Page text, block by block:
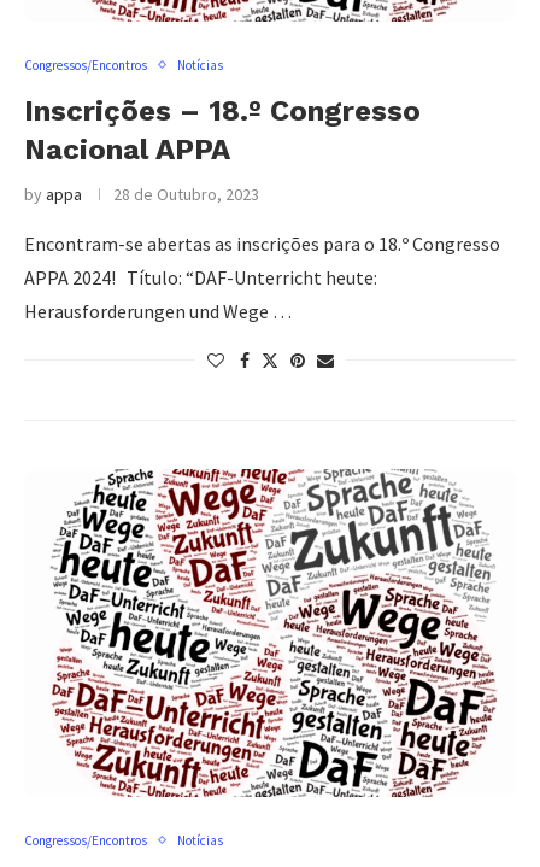
Congressos/Encontros Notícias
Inscrições – 18.º Congresso
Nacional APPA
byappa 28 de Outubro, 2023
Encontram-se abertas as inscrições para o 18.º Congresso
APPA 2024! Título: “DAF-Unterricht heute:
Herausforderungen und Wege …
Congressos/Encontros Notícias